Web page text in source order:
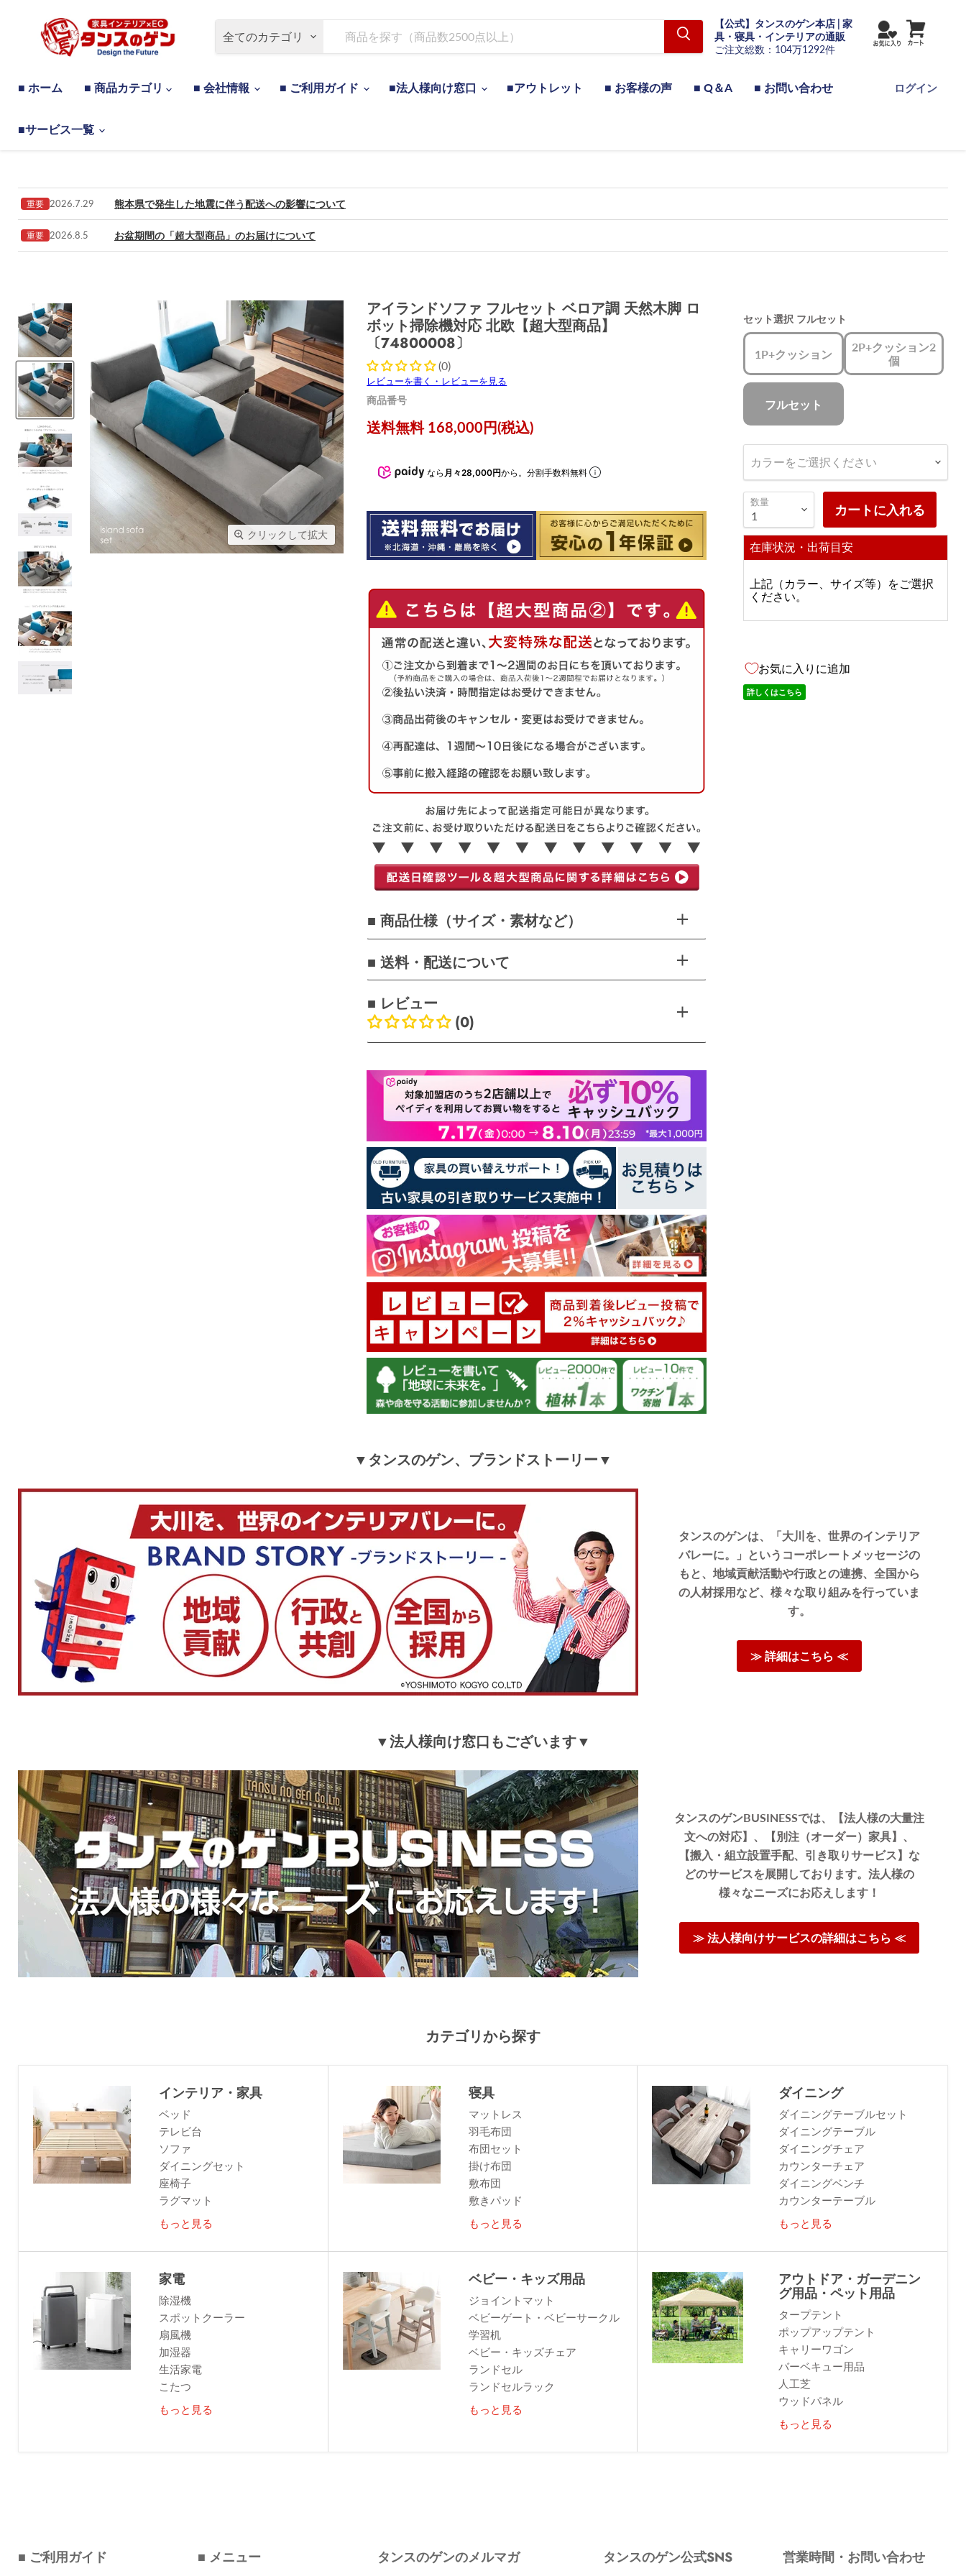
全てのカテゴリ
【公式】タンスのゲン本店 | 家
具・寝具・インテリアの通販
ご注文総数：104万1292件
■ ホーム ■ 商品カテゴリ ■ 会社情報 ■ ご利用ガイド ■法人様向け窓口 ■アウトレット ■ お客様の声 ■ Q＆A ■ お問い合わせ
■サービス一覧
ログイン
重要 2026.7.29 熊本県で発生した地震に伴う配送への影響について
重要 2026.8.5 お盆期間の「超大型商品」のお届けについて
クリックして拡大
アイランドソファ フルセット ベロア調 天然木脚 ロ
ボット掃除機対応 北欧【超大型商品】
〔74800008〕
(0)
レビューを書く・レビューを見る
商品番号
現在の価格
送料無料 168,000円(税込)
なら 月々28,000円から。分割手数料無料
■ 商品仕様（サイズ・素材など）
■ 送料・配送について
■ レビュー
(0)
お客様のレビュー
最初のレビューを書きましょう
レビューを書く
セット選択 フルセット
1P+クッション
2P+クッション2
個
フルセット
カラーをご選択ください
数量 カートに入れる
在庫状況・出荷目安
上記（カラー、サイズ等）をご選択
ください。
お気に入りに追加
詳しくはこちら
▼タンスのゲン、ブランドストーリー▼
タンスのゲンは、「大川を、世界のインテリア
バレーに。」というコーポレートメッセージの
もと、地域貢献活動や行政との連携、全国から
の人材採用など、様々な取り組みを行っていま
す。
≫ 詳細はこちら ≪
▼法人様向け窓口もございます▼
タンスのゲンBUSINESSでは、【法人様の大量注
文への対応】、【別注（オーダー）家具】、
【搬入・組立設置手配、引き取りサービス】な
どのサービスを展開しております。法人様の
様々なニーズにお応えします！
≫ 法人様向けサービスの詳細はこちら ≪
カテゴリから探す
インテリア・家具
ベッド
テレビ台
ソファ
ダイニングセット
座椅子
ラグマット
もっと見る
寝具
マットレス
羽毛布団
布団セット
掛け布団
敷布団
敷きパッド
もっと見る
ダイニング
ダイニングテーブルセット
ダイニングテーブル
ダイニングチェア
カウンターチェア
ダイニングベンチ
カウンターテーブル
もっと見る
家電
除湿機
スポットクーラー
扇風機
加湿器
生活家電
こたつ
もっと見る
ベビー・キッズ用品
ジョイントマット
ベビーゲート・ベビーサークル
学習机
ベビー・キッズチェア
ランドセル
ランドセルラック
もっと見る
アウトドア・ガーデニン
グ用品・ペット用品
タープテント
ポップアップテント
キャリーワゴン
バーベキュー用品
人工芝
ウッドパネル
もっと見る
■ ご利用ガイド ■ メニュー タンスのゲンのメルマガ タンスのゲン公式SNS 営業時間・お問い合わせ